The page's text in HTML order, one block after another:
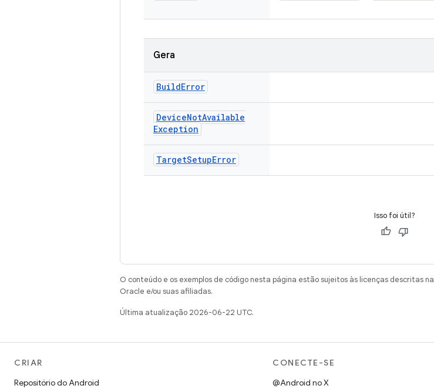
Gera
BuildError
DeviceNotAvailable
Exception
TargetSetupError
Isso foi útil?
O conteúdo e os exemplos de código nesta página estão sujeitos às licenças descritas na
Oracle e/ou suas afiliadas.
Última atualização 2026-06-22 UTC.
CRIAR
Repositório do Android
CONECTE-SE
@Android no X